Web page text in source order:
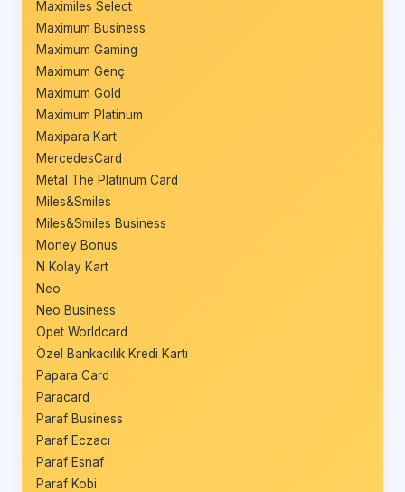
Maximiles Select
Maximum Business
Maximum Gaming
Maximum Genç
Maximum Gold
Maximum Platinum
Maxipara Kart
MercedesCard
Metal The Platinum Card
Miles&Smiles
Miles&Smiles Business
Money Bonus
N Kolay Kart
Neo
Neo Business
Opet Worldcard
Özel Bankacılık Kredi Kartı
Papara Card
Paracard
Paraf Business
Paraf Eczacı
Paraf Esnaf
Paraf Kobi